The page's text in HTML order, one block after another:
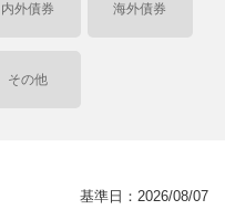
内外債券 海外債券
その他
基準日： 2026/08/07